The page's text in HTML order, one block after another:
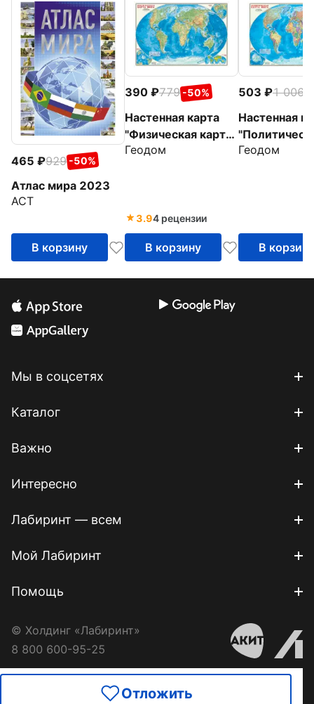
Отложить
465 929 -50%
Атлас мира 2023
АСТ
В корзину
390 779 -50%
Настенная карта
"Физическая карта
мира" (в тубусе)
Геодом
3.94 рецензии
В корзину
503 1 006
Настенная
карта мира"
Геодом
В корзину
Мы в соцсетях
Каталог
Важно
Интересно
Лабиринт — всем
Мой Лабиринт
Помощь
© Холдинг «Лабиринт»
8 800 600-95-25